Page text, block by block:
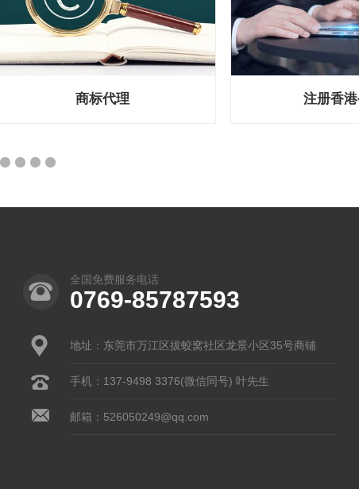
商标代理 注册香港
全国免费服务电话
0769-85787593
地址：东莞市万江区拔蛟窝社区龙景小区35号商铺
手机：137-9498 3376(微信同号) 叶先生
邮箱： 526050249@qq.com